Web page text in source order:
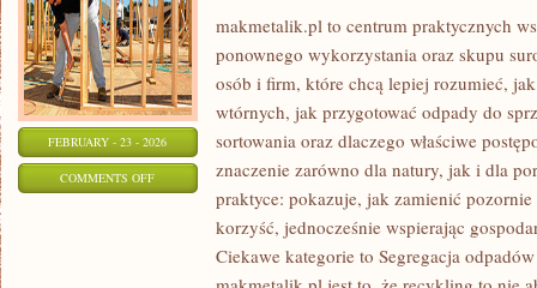
FEBRUARY - 23 - 2026
COMMENTS OFFON
RECYKLING
makmetalik.pl to centrum praktycznych
ponownego wykorzystania oraz skupu
osób i firm, które chcą lepiej rozumieć, jak
wtórnych, jak przygotować odpady do
sortowania oraz dlaczego właściwe
znaczenie zarówno dla natury, jak i dla
praktyce: pokazuje, jak zamienić
korzyść, jednocześnie wspierając
Ciekawe kategorie to Segregacja